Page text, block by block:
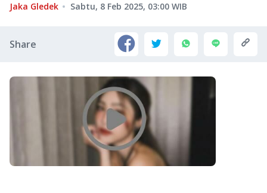
Jaka Gledek Sabtu, 8 Feb 2025, 03:00 WIB
Share